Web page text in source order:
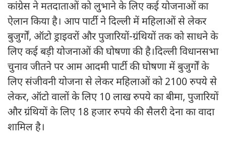
कांग्रेस ने मतदाताओं को लुभाने के लिए कई योजनाओं का
ऐलान किया है। आप पार्टी ने दिल्ली में महिलाओं से लेकर
बुजुर्गों, ऑटो ड्राइवरों और पुजारियों-ग्रंथियों तक को साधने के
लिए कई बड़ी योजनाओं की घोषणा की है।दिल्ली विधानसभा
चुनाव जीतने पर आम आदमी पार्टी की घोषणा में बुजुर्गों के
लिए संजीवनी योजना से लेकर महिलाओं को 2100 रुपये से
लेकर, ऑटो वालों के लिए 10 लाख रुपये का बीमा, पुजारियों
और ग्रंथियों के लिए 18 हजार रुपये की सैलरी देना का वादा
शामिल है।